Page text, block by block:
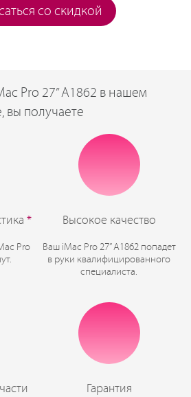
со скидкой
Pro 27” A1862 в нашем
вы получаете
*
Pro
Высокое качество
Ваш iMac Pro 27” A1862 попадет
в руки квалифицированного
специалиста.
Гарантия